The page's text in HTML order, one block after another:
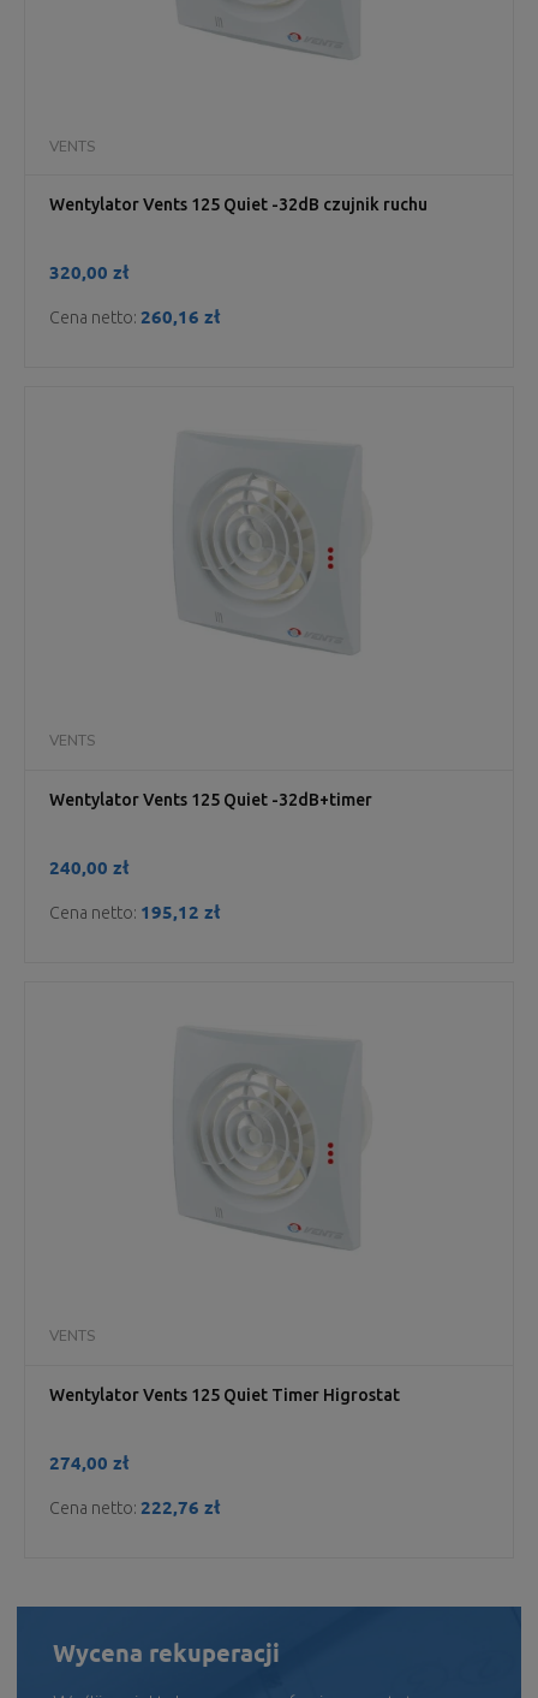
Wentylator Vents 125 Quiet -32dB czujnik ruchu
VENTS
320,00 zł
Cena netto: 260,16 zł
Wentylator Vents 125 Quiet -32dB+timer
VENTS
240,00 zł
Cena netto: 195,12 zł
Wentylator Vents 125 Quiet Timer Higrostat
VENTS
274,00 zł
Cena netto: 222,76 zł
Wycena rekuperacji